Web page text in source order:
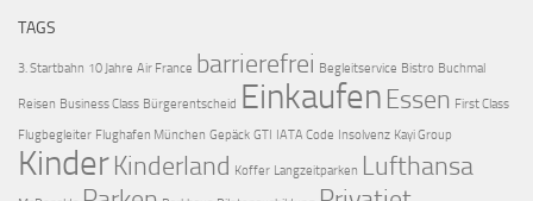
TAGS
3. Startbahn 10 Jahre Air France barrierefrei Begleitservice Bistro Buchmal
Reisen Business Class Bürgerentscheid Einkaufen Essen First Class
Flugbegleiter Flughafen München Gepäck GTI IATA Code Insolvenz Kayi Group
KinderKinderland Koffer Langzeitparken Lufthansa